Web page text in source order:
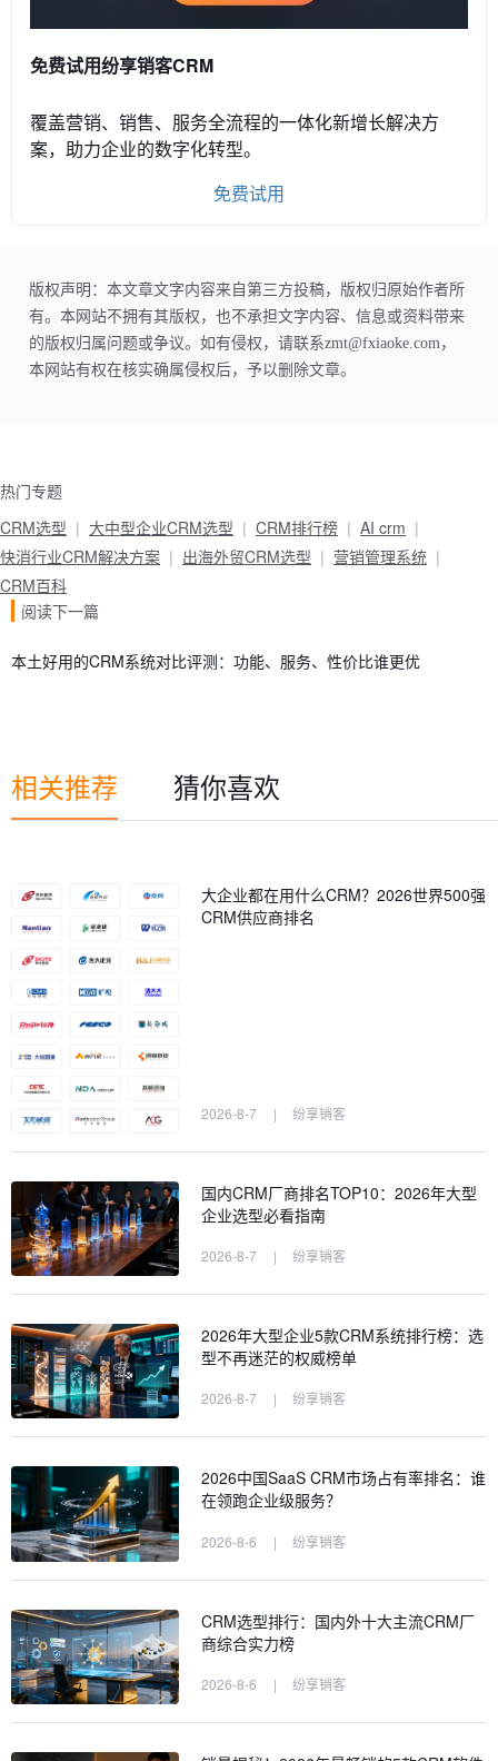
免费试用纷享销客CRM
覆盖营销、销售、服务全流程的一体化新增长解决方
案，助力企业的数字化转型。
免费试用
版权声明：本文章文字内容来自第三方投稿，版权归原始作者所
有。本网站不拥有其版权，也不承担文字内容、信息或资料带来
的版权归属问题或争议。如有侵权，请联系zmt@fxiaoke.com，
本网站有权在核实确属侵权后，予以删除文章。
热门专题
CRM选型
大中型企业CRM选型 CRM排行榜
AI crm
快消行业CRM解决方案
出海外贸CRM选型
营销管理系统
CRM百科
阅读下一篇
本土好用的CRM系统对比评测：功能、服务、性价比谁更优
相关推荐 猜你喜欢
大企业都在用什么CRM？2026世界500强
CRM供应商排名
2026-8-7 | 纷享销客
国内CRM厂商排名TOP10：2026年大型
企业选型必看指南
2026-8-7 | 纷享销客
2026年大型企业5款CRM系统排行榜：选
型不再迷茫的权威榜单
2026-8-7 | 纷享销客
2026中国SaaS CRM市场占有率排名：谁
在领跑企业级服务？
2026-8-6 | 纷享销客
CRM选型排行：国内外十大主流CRM厂
商综合实力榜
2026-8-6 | 纷享销客